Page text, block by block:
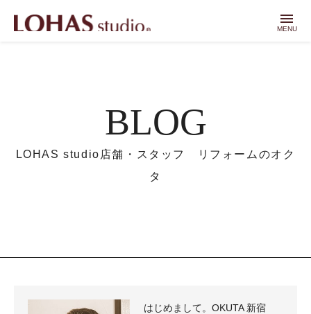
menu
MENU
BLOG
LOHAS studio店舗・スタッフ リフォームのオク
タ
はじめまして。OKUTA 新宿